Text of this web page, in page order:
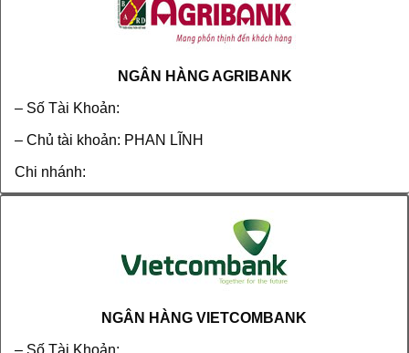
NGÂN HÀNG AGRIBANK
– Số Tài Khoản:
– Chủ tài khoản: PHAN LĨNH
Chi nhánh:
NGÂN HÀNG VIETCOMBANK
– Số Tài Khoản: